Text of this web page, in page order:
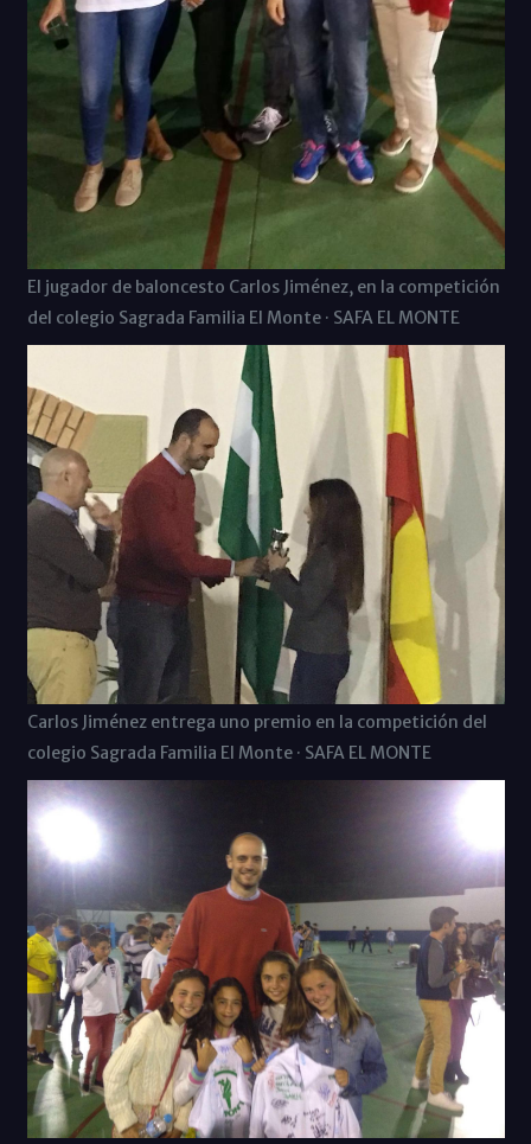
El jugador de baloncesto Carlos Jiménez, en la competición
del colegio Sagrada Familia El Monte · SAFA EL MONTE
Carlos Jiménez entrega uno premio en la competición del
colegio Sagrada Familia El Monte · SAFA EL MONTE